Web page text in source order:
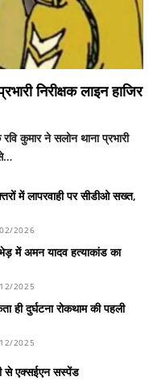
निरीक्षक लाइन हाजिर
कुमार ने सलोन थाना प्रभारी
में लापरवाही पर सीडीओ सख्त,
2026
में अमन यादव हत्याकांड का
2025
दुर्घटना रोकथाम की पहली
2025
से एक्सईएन सस्पेंड